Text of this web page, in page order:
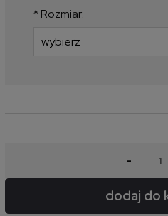
* Rozmiar:
-
dodaj do